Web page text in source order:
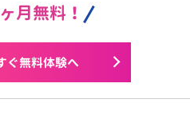
月無料！
ぐ無料体験へ